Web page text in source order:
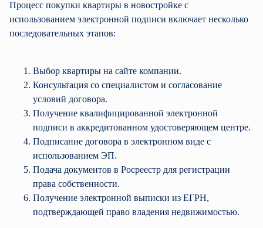
Процесс покупки квартиры в новостройке с
использованием электронной подписи включает несколько
последовательных этапов:
Выбор квартиры на сайте компании.
Консультация со специалистом и согласование
условий договора.
Получение квалифицированной электронной
подписи в аккредитованном удостоверяющем центре.
Подписание договора в электронном виде с
использованием ЭП.
Подача документов в Росреестр для регистрации
права собственности.
Получение электронной выписки из ЕГРН,
подтверждающей право владения недвижимостью.